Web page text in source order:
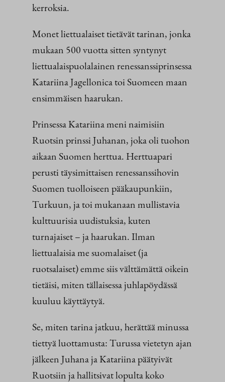
kerroksia.
Monet liettualaiset tietävät tarinan, jonka
mukaan 500 vuotta sitten syntynyt
liettualaispuolalainen renessanssiprinsessa
Katariina Jagellonica toi Suomeen maan
ensimmäisen haarukan.
Prinsessa Katariina meni naimisiin
Ruotsin prinssi Juhanan, joka oli tuohon
aikaan Suomen herttua. Herttuapari
perusti täysimittaisen renessanssihovin
Suomen tuolloiseen pääkaupunkiin,
Turkuun, ja toi mukanaan mullistavia
kulttuurisia uudistuksia, kuten
turnajaiset – ja haarukan. Ilman
liettualaisia me suomalaiset (ja
ruotsalaiset) emme siis välttämättä oikein
tietäisi, miten tällaisessa juhlapöydässä
kuuluu käyttäytyä.
Se, miten tarina jatkuu, herättää minussa
tiettyä luottamusta: Turussa vietetyn ajan
jälkeen Juhana ja Katariina päätyivät
Ruotsiin ja hallitsivat lopulta koko